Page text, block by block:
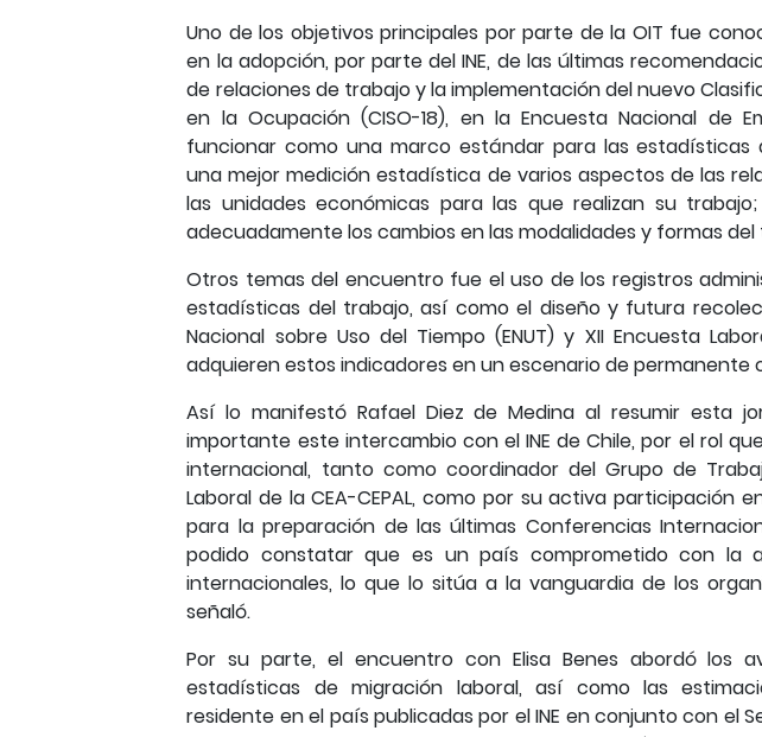
Uno de los objetivos principales por parte de la OIT fue
en la adopción, por parte del INE, de las últimas
de relaciones de trabajo y la implementación del nuevo
en la Ocupación (CISO-18), en la Encuesta Nacional de
funcionar como una marco estándar para las estadísticas
una mejor medición estadística de varios aspectos de las
las unidades económicas para las que realizan su
adecuadamente los cambios en las modalidades y formas
Otros temas del encuentro fue el uso de los registros
estadísticas del trabajo, así como el diseño y futura
Nacional sobre Uso del Tiempo (ENUT) y XII Encuesta
adquieren estos indicadores en un escenario de permanente
Así lo manifestó Rafael Diez de Medina al resumir esta
importante este intercambio con el INE de Chile, por el rol
internacional, tanto como coordinador del Grupo de
Laboral de la CEA-CEPAL, como por su activa participación
para la preparación de las últimas Conferencias
podido constatar que es un país comprometido con la
internacionales, lo que lo sitúa a la vanguardia de los
señaló.
Por su parte, el encuentro con Elisa Benes abordó los
estadísticas de migración laboral, así como las
residente en el país publicadas por el INE en conjunto con el